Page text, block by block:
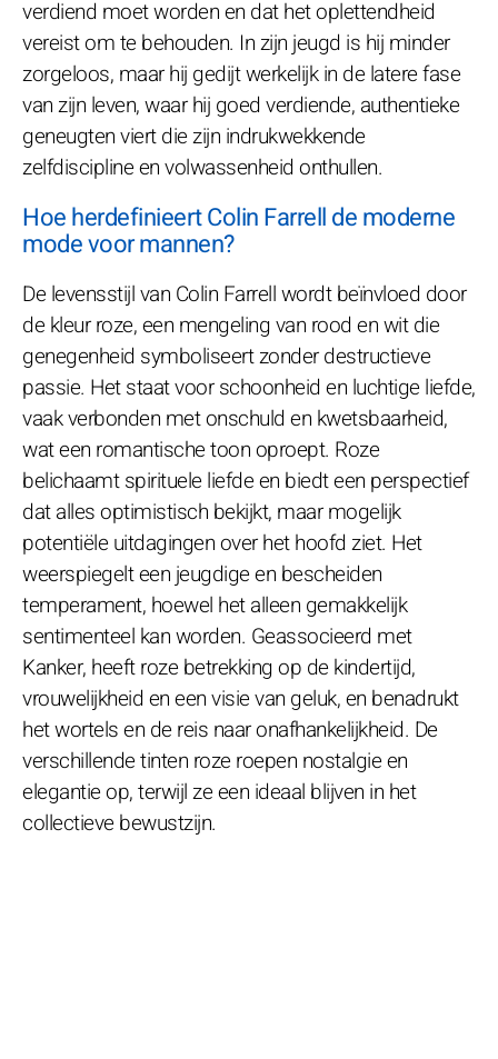
verdiend moet worden en dat het oplettendheid
vereist om te behouden. In zijn jeugd is hij minder
zorgeloos, maar hij gedijt werkelijk in de latere fase
van zijn leven, waar hij goed verdiende, authentieke
geneugten viert die zijn indrukwekkende
zelfdiscipline en volwassenheid onthullen.
Hoe herdefinieert Colin Farrell de moderne
mode voor mannen?
De levensstijl van Colin Farrell wordt beïnvloed door
de kleur roze, een mengeling van rood en wit die
genegenheid symboliseert zonder destructieve
passie. Het staat voor schoonheid en luchtige liefde,
vaak verbonden met onschuld en kwetsbaarheid,
wat een romantische toon oproept. Roze
belichaamt spirituele liefde en biedt een perspectief
dat alles optimistisch bekijkt, maar mogelijk
potentiële uitdagingen over het hoofd ziet. Het
weerspiegelt een jeugdige en bescheiden
temperament, hoewel het alleen gemakkelijk
sentimenteel kan worden. Geassocieerd met
Kanker, heeft roze betrekking op de kindertijd,
vrouwelijkheid en een visie van geluk, en benadrukt
het wortels en de reis naar onafhankelijkheid. De
verschillende tinten roze roepen nostalgie en
elegantie op, terwijl ze een ideaal blijven in het
collectieve bewustzijn.